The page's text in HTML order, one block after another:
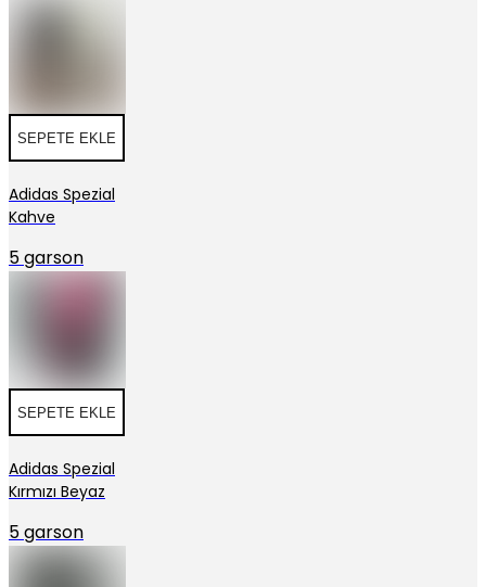
SEPETE EKLE
Adidas Spezial
Kahve
5 garson
SEPETE EKLE
Adidas Spezial
Kırmızı Beyaz
5 garson